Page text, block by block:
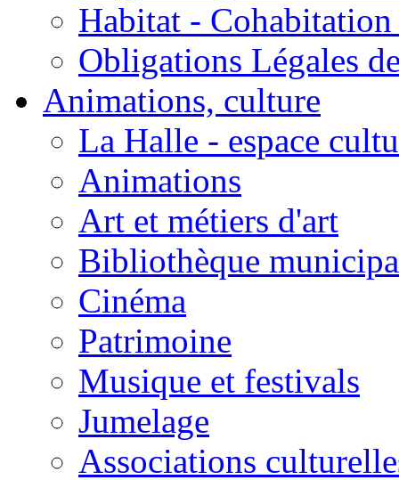
Habitat -
Obligations Légales
Animations, culture
La Halle - espace
Animations
Art et métiers d'art
Bibliothèque
Cinéma
Patrimoine
Musique et festivals
Jumelage
Associations